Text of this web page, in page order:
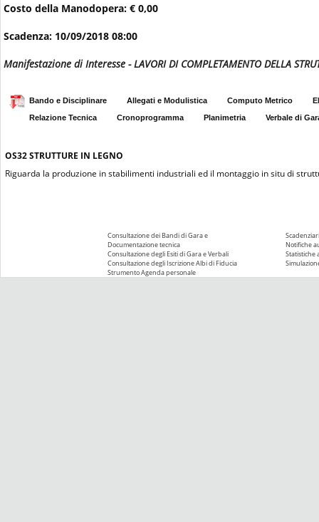
Costo della Manodopera: € 0,00
Scadenza: 10/09/2018 08:00
Manifestazione di Interesse - LAVORI DI COMPLETAMENTO DELLA
Bando e Disciplinare Allegati e Modulistica Computo Metrico
Relazione Tecnica
Cronoprogramma Planimetria Verbale di
OS32STRUTTURE IN LEGNO
Riguarda la produzione in stabilimenti industriali ed il montaggio in situ di
Consultazione dei Bandi di Gara e
Documentazione tecnica
Consultazione degli Esiti di Gara e Verbali
Consultazione degli Iscrizione Albi di Fiducia
Strumento Agenda personale
Notifiche
Statistiche